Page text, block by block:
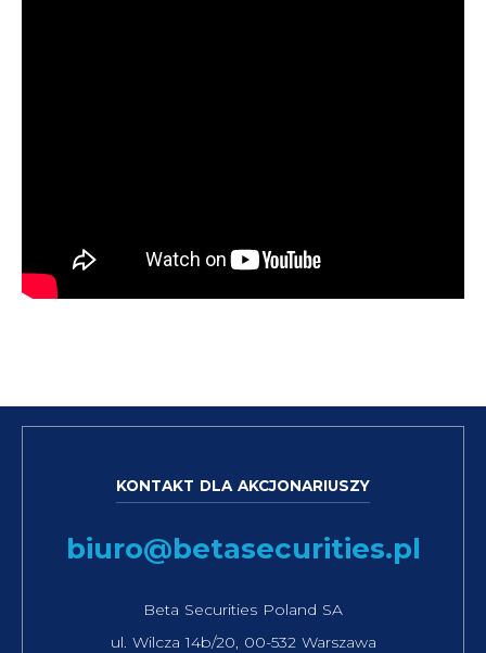
KONTAKT DLA AKCJONARIUSZY
biuro@betasecurities.pl
Beta Securities Poland SA
ul. Wilcza 14b/20, 00-532 Warszawa